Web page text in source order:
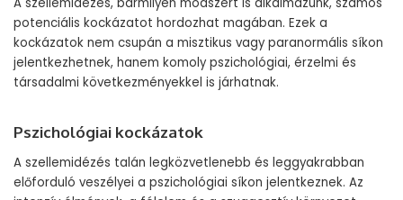
potenciális kockázatot hordozhat magában. Ezek a
kockázatok nem csupán a misztikus vagy paranormális síkon
jelentkezhetnek, hanem komoly pszichológiai, érzelmi és
társadalmi következményekkel is járhatnak.
Pszichológiai kockázatok
A szellemidézés talán legközvetlenebb és leggyakrabban
előforduló veszélyei a pszichológiai síkon jelentkeznek. Az